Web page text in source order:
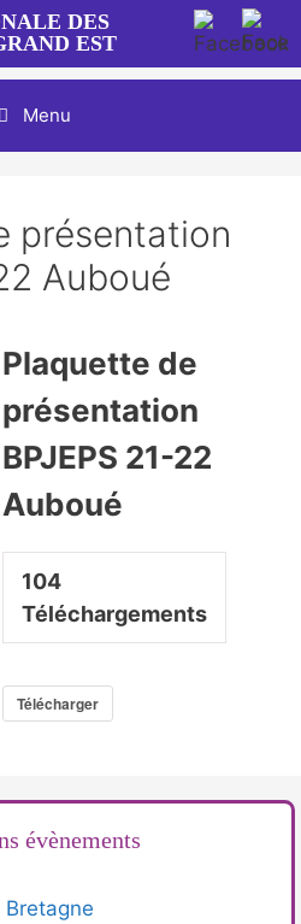
DES
EST
Menu
présentation
Auboué
Plaquette de
présentation
BPJEPS 21-22
Auboué
104
Téléchargements
Télécharger
évènements